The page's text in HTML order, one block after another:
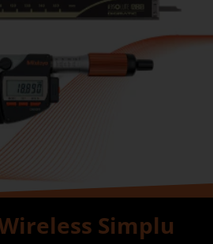
Simplu